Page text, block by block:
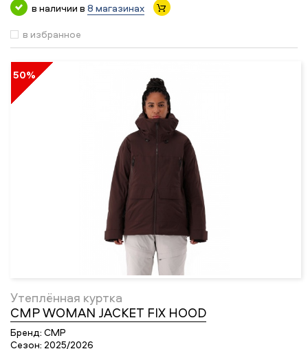
в наличии в 8 магазинах
в избранное
50%
Утеплённая куртка
CMP WOMAN JACKET FIX HOOD
Бренд: CMP
Сезон: 2025/2026